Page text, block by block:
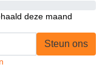
deze maand
Steun ons